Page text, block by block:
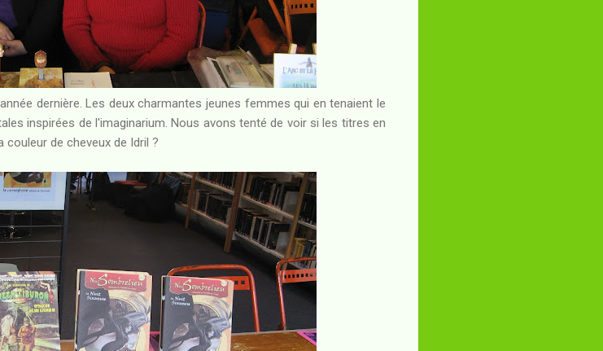
dernière. Les deux charmantes jeunes femmes qui en tenaient le
inspirées de l'imaginarium. Nous avons tenté de voir si les titres en
couleur de cheveux de Idril ?